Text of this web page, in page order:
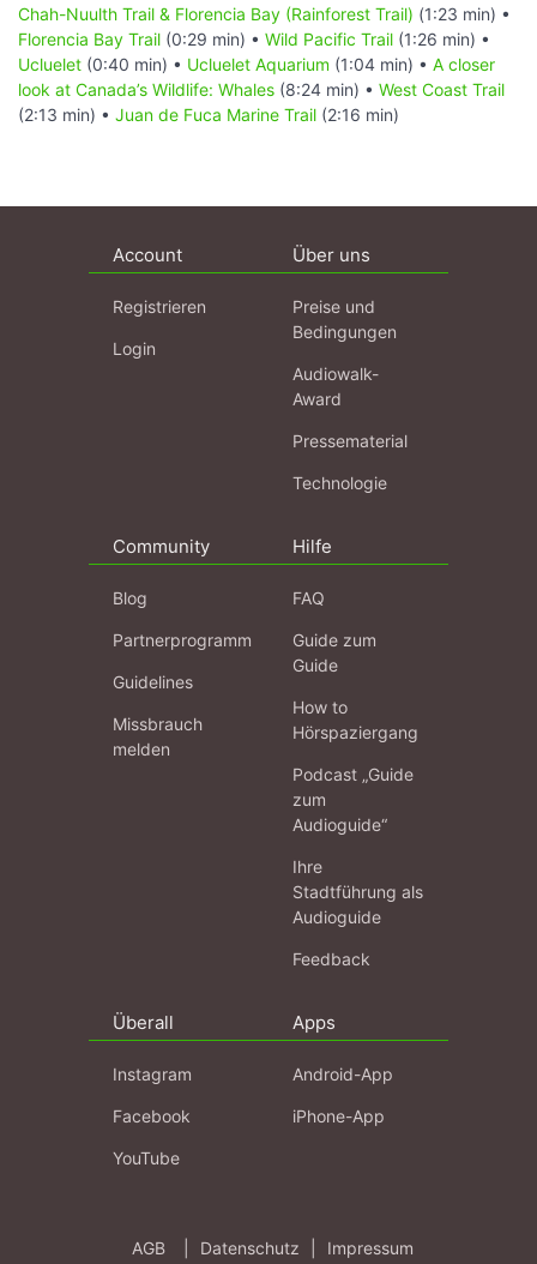
Chah-Nuulth Trail & Florencia Bay (Rainforest Trail) (1:23 min) •
Florencia Bay Trail (0:29 min) • Wild Pacific Trail (1:26 min) •
Ucluelet (0:40 min) • Ucluelet Aquarium (1:04 min) • A closer
look at Canada’s Wildlife: Whales (8:24 min) • West Coast Trail
(2:13 min) • Juan de Fuca Marine Trail (2:16 min)
Account
Registrieren
Login
Über uns
Preise und
Bedingungen
Audiowalk-
Award
Pressematerial
Technologie
Community
Blog
Partnerprogramm
Guidelines
Missbrauch
melden
Hilfe
FAQ
Guide zum
Guide
How to
Hörspaziergang
Podcast „Guide
zum
Audioguide“
Ihre
Stadtführung als
Audioguide
Feedback
Überall
Instagram
Facebook
YouTube
Apps
Android-App
iPhone-App
AGB Datenschutz Impressum